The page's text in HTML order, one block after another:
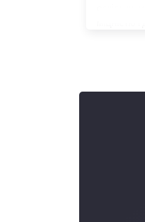
міцністю